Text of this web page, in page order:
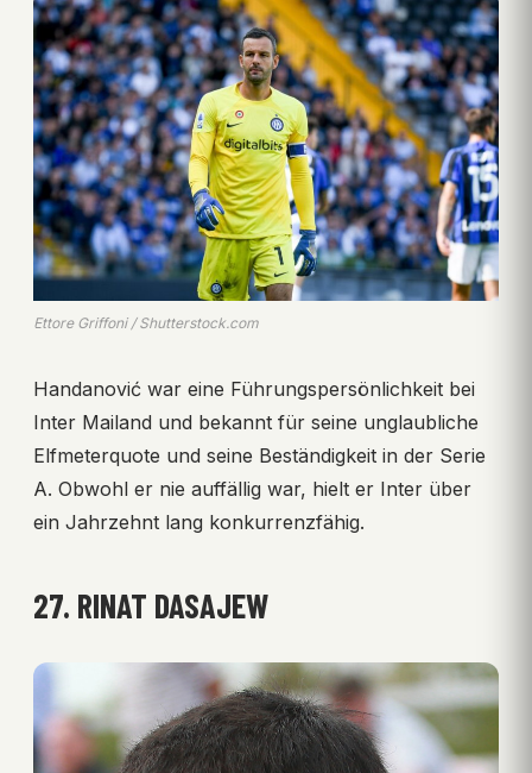
Ettore Griffoni / Shutterstock.com
Handanović war eine Führungspersönlichkeit bei
Inter Mailand und bekannt für seine unglaubliche
Elfmeterquote und seine Beständigkeit in der Serie
A. Obwohl er nie auffällig war, hielt er Inter über
ein Jahrzehnt lang konkurrenzfähig.
27. RINAT DASAJEW